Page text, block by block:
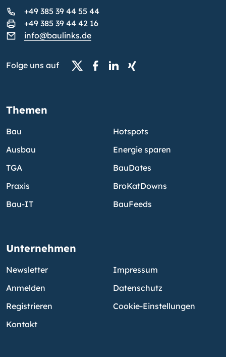
+49 385 39 44 55 44
+49 385 39 44 42 16
info@baulinks.de
Folge uns auf
Themen
Bau
Ausbau
TGA
Praxis
Bau-IT
Hotspots
Energie sparen
BauDates
BroKatDowns
BauFeeds
Unternehmen
Newsletter
Anmelden
Registrieren
Kontakt
Impressum
Datenschutz
Cookie-Einstellungen